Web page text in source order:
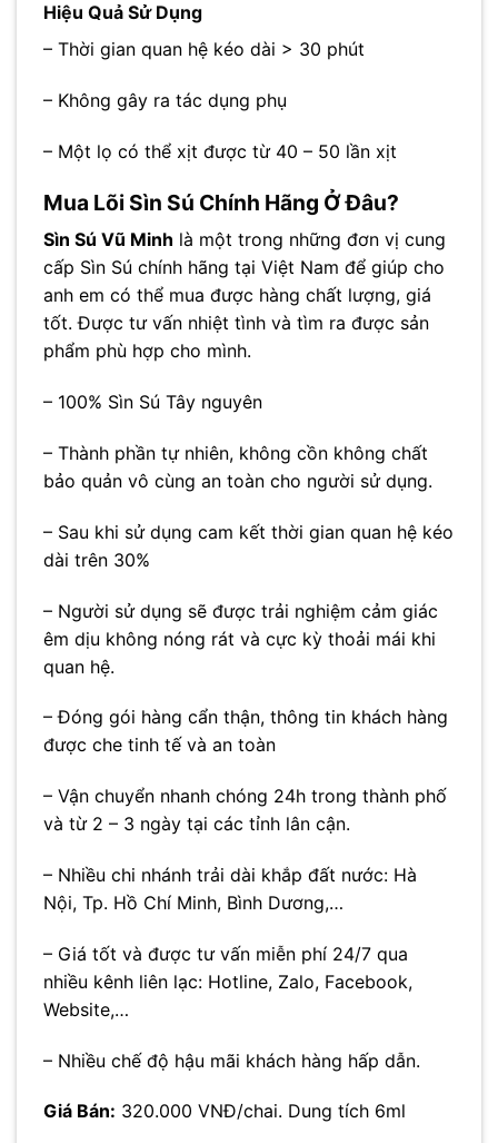
Hiệu Quả Sử Dụng
– Thời gian quan hệ kéo dài > 30 phút
– Không gây ra tác dụng phụ
– Một lọ có thể xịt được từ 40 – 50 lần xịt
Mua Lõi Sìn Sú Chính Hãng Ở Đâu?
Sìn Sú Vũ Minh là một trong những đơn vị cung
cấp Sìn Sú chính hãng tại Việt Nam để giúp cho
anh em có thể mua được hàng chất lượng, giá
tốt. Được tư vấn nhiệt tình và tìm ra được sản
phẩm phù hợp cho mình.
– 100% Sìn Sú Tây nguyên
– Thành phần tự nhiên, không cồn không chất
bảo quản vô cùng an toàn cho người sử dụng.
– Sau khi sử dụng cam kết thời gian quan hệ kéo
dài trên 30%
– Người sử dụng sẽ được trải nghiệm cảm giác
êm dịu không nóng rát và cực kỳ thoải mái khi
quan hệ.
– Đóng gói hàng cẩn thận, thông tin khách hàng
được che tinh tế và an toàn
– Vận chuyển nhanh chóng 24h trong thành phố
và từ 2 – 3 ngày tại các tỉnh lân cận.
– Nhiều chi nhánh trải dài khắp đất nước: Hà
Nội, Tp. Hồ Chí Minh, Bình Dương,…
– Giá tốt và được tư vấn miễn phí 24/7 qua
nhiều kênh liên lạc: Hotline, Zalo, Facebook,
Website,…
– Nhiều chế độ hậu mãi khách hàng hấp dẫn.
Giá Bán: 320.000 VNĐ/chai. Dung tích 6ml